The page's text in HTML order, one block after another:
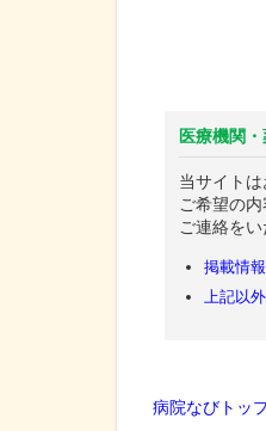
医療機関
当サイトは
ご希望の
ご連絡を
掲載情
上記以
病院なびトッ